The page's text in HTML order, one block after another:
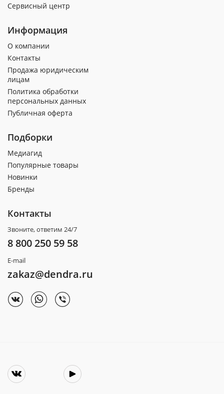
Сервисный центр
Информация
О компании
Контакты
Продажа юридическим
лицам
Политика обработки
персональных данных
Публичная оферта
Подборки
Медиагид
Популярные товары
Новинки
Бренды
Контакты
Звоните, ответим 24/7
8 800 250 59 58
E-mail
zakaz@dendra.ru